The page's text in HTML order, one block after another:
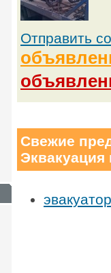
Отправить
Свежие
эвакуатор
Сайт с
от 6500 руб.